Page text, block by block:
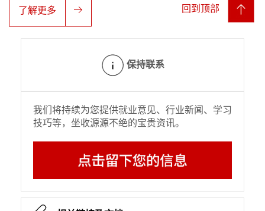
了解更多 回到顶部
保持联系
我们将持续为您提供就业意见、行业新闻、学习
技巧等，坐收源源不绝的宝贵资讯。